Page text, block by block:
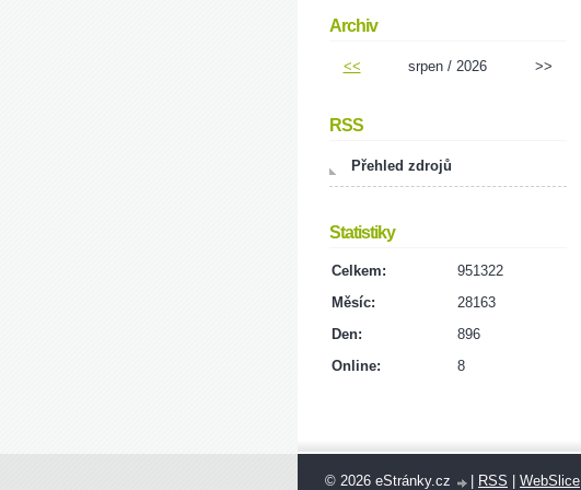
Archiv
<< srpen / 2026 >>
RSS
Přehled zdrojů
Statistiky
Online: 8
Celkem:
951322
Měsíc:
28163
Den:
896
© 2026 eStránky.cz RSS WebSlice